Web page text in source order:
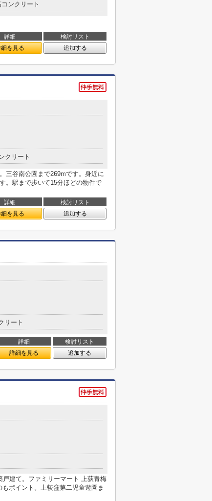
ンクリート
詳細
検討リスト
を見る 追加する
クリート
三谷南公園まで269mです。身近に
。駅まで歩いて15分ほどの物件で
詳細
検討リスト
を見る 追加する
リート
詳細
検討リスト
詳細を見る 追加する
建て。ファミリーマート 上荻青梅
ポイント。上荻窪第二児童遊園ま